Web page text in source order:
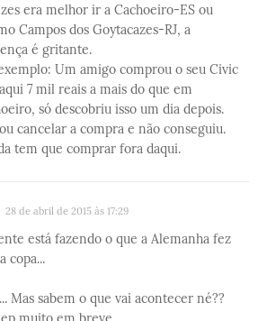
era melhor ir a Cachoeiro-ES ou
Campos dos Goytacazes-RJ, a
é gritante.
Um amigo comprou o seu Civic
7 mil reais a mais do que em
só descobriu isso um dia depois.
cancelar a compra e não conseguiu.
tem que comprar fora daqui.
28 de abril de 2015 às 17:29
está fazendo o que a Alemanha fez
copa...
Mas sabem o que vai acontecer né??